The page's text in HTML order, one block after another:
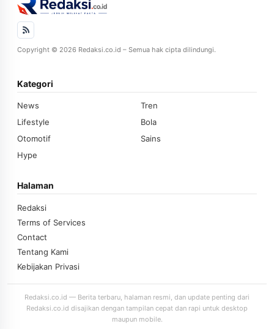
Copyright © 2026 Redaksi.co.id – Semua hak cipta dilindungi.
Kategori
News
Tren
Lifestyle
Bola
Otomotif
Sains
Hype
Halaman
Redaksi
Terms of Services
Contact
Tentang Kami
Kebijakan Privasi
Redaksi.co.id — Berita terbaru, halaman resmi, dan update penting dari
Redaksi.co.id disajikan dengan tampilan cepat dan rapi untuk desktop
maupun mobile.